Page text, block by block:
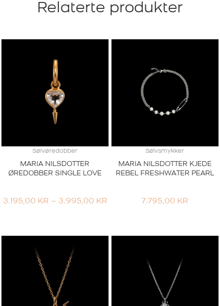
Relaterte produkter
Sølvøredobber
MARIA NILSDOTTER
ØREDOBBER SINGLE LOVE
3.195,00 KR – 3.995,00 KRPRISOMRÅDE:
3.995,00 KR
Sølvsmykker
MARIA NILSDOTTER KJEDE
REBEL FRESHWATER PEARL
7.795,00 KR